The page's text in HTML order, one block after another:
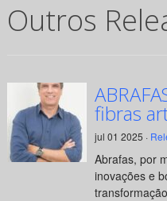
Outros
fibras
jul 01 2025 ·
Abrafas, por
inovações e